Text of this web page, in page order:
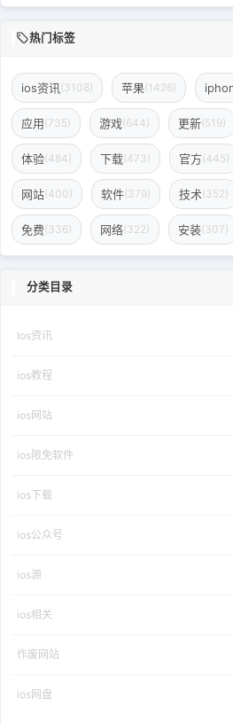
热门标签
ios资讯 (3108) 苹果(1426)
应用(735) 游戏(644) 更新(519)
体验(484) 下载(473) 官方(445)
网站(400) 软件(379) 技术(352)
免费(336) 网络(322) 安装(307)
分类目录
Ios资讯
ios教程
ios网站
ios限免软件
ios下载
ios公众号
ios源
ios相关
作废网站
ios网盘